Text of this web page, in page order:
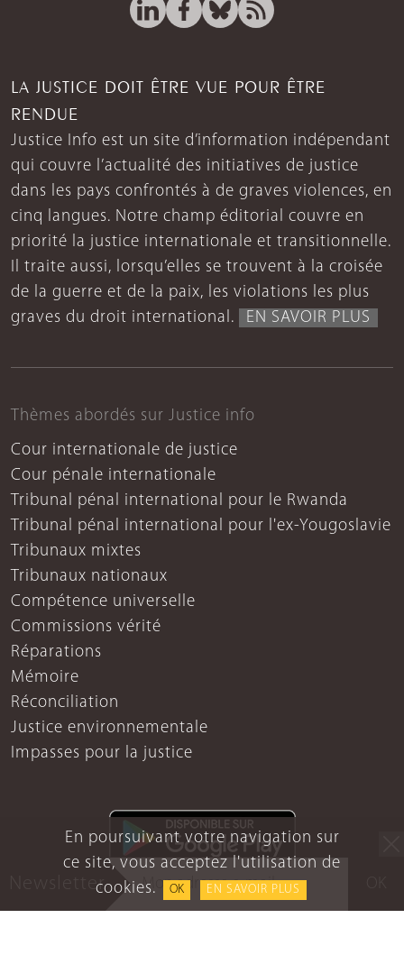
En poursuivant votre navigation sur
ce site, vous acceptez l'utilisation de
cookies.
OK EN SAVOIR PLUS
LA JUSTICE DOIT ÊTRE VUE POUR ÊTRE
RENDUE
Justice Info est un site d’information indépendant
qui couvre l’actualité des initiatives de justice
dans les pays confrontés à de graves violences, en
cinq langues. Notre champ éditorial couvre en
priorité la justice internationale et transitionnelle.
Il traite aussi, lorsqu’elles se trouvent à la croisée
de la guerre et de la paix, les violations les plus
graves du droit international.
EN SAVOIR PLUS
Thèmes abordés sur Justice info
Cour internationale de justice
Cour pénale internationale
Tribunal pénal international pour le Rwanda
Tribunal pénal international pour l'ex-Yougoslavie
Tribunaux mixtes
Tribunaux nationaux
Compétence universelle
Commissions vérité
Réparations
Mémoire
Réconciliation
Justice environnementale
Impasses pour la justice
Mentions légales
Newsletter